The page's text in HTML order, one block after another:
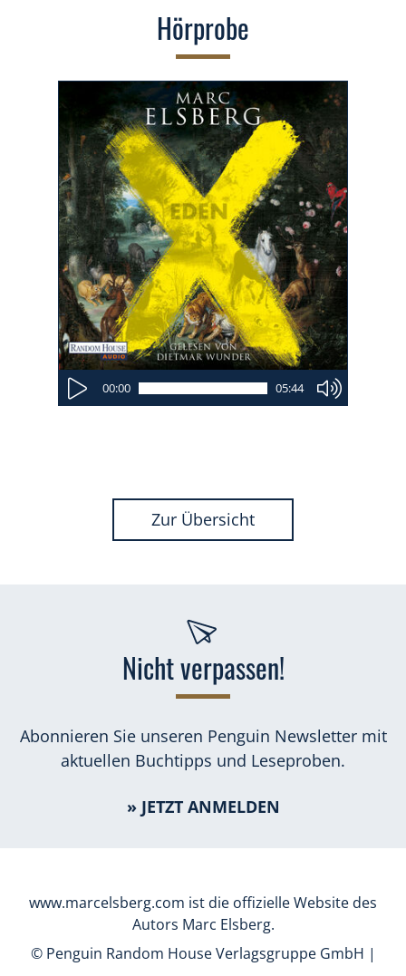
Hörprobe
00:00 05:44
Zur Übersicht
Nicht verpassen!
Abonnieren Sie unseren Penguin Newsletter mit
aktuellen Buchtipps und Leseproben.
» JETZT ANMELDEN
www.marcelsberg.com ist die offizielle Website des
Autors Marc Elsberg.
© Penguin Random House Verlagsgruppe GmbH |